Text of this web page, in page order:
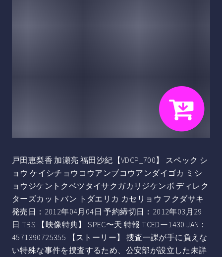
戸田恵梨香 加瀬亮 福田沙紀【VDCP_700】 スペック シ
ョウ ケイシチョウコウアンブコウアンダイゴカ ミシ
ョウジケントクベツタイサクガカリジケンボ ディレク
ターズカットバン トダエリカ カセリョウ フクダサキ
発売日：2012年04月04日 予約締切日：2012年03月29
日 TBS 【映像特典】 SPEC〜天 特報 TCEDー1430 JAN：
4571390725355 【ストーリー】 捜査一課が手に負えな
い特殊な事件を捜査するため、公安部が設立した未詳